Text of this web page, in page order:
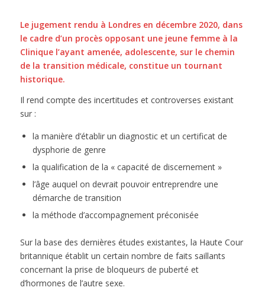
Le jugement rendu à Londres en décembre 2020, dans
le cadre d’un procès opposant une jeune femme à la
Clinique l’ayant amenée, adolescente, sur le chemin
de la transition médicale, constitue un tournant
historique.
Il rend compte des incertitudes et controverses existant
sur :
la manière d’établir un diagnostic et un certificat de
dysphorie de genre
la qualification de la « capacité de discernement »
l’âge auquel on devrait pouvoir entreprendre une
démarche de transition
la méthode d’accompagnement préconisée
Sur la base des dernières études existantes, la Haute Cour
britannique établit un certain nombre de faits saillants
concernant la prise de bloqueurs de puberté et
d’hormones de l’autre sexe.